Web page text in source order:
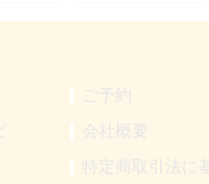
ご予約
会社概要
特定商取引法に